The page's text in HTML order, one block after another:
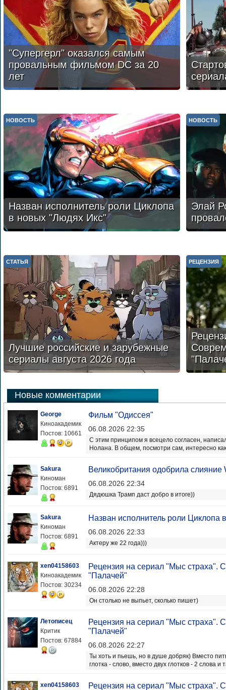
"Супергерл" оказался самым
провальным фильмом DC за 20
лет
Назван исполнитель роли Циклопа
в новых "Людях Икс"
НОВОСТЬ
Элай
НОВОСТЬ
Лучшие российские и зарубежные
сериалы августа 2026 года
СТАТЬЯ РЕЦЕНЗИЯ
Новые комментарии
George
Киноакадемик
Постов: 10661
Фильм "Одиссея"
06.08.2026 22:35
С этим принципом я всецело согласен,
Нолана. В общем, посмотри сам, интересно
Sakura
Киноман
Постов: 6891
Великобритания одобрила слияние
06.08.2026 22:34
Дядюшка Трамп даст добро в итоге))
Sakura
Киноман
Постов: 6891
Назван исполнитель роли Циклопа
06.08.2026 22:33
Актеру же 22 года)))
xen04158603
Киноакадемик
Постов: 30234
Рецензия на сериал "Мыс страха".
"Палачей"
06.08.2026 22:28
Он столько не выпьет, сколько пишет)
Летописец
Критик
Постов: 67884
Рецензия на сериал "Мыс страха".
"Палачей"
06.08.2026 22:27
Ты хоть и пьешь, но в душе добряк) Вместо
глотка - слово, вместо двух глотков - 2 слова и
xen04158603 Рецензия на сериал "Мыс страха".